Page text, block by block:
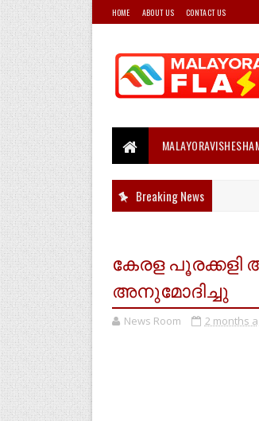
HOME ABOUT US CONTACT US
Breaking News
കേരള
അനുമോദിച്ചു
News Room 2 months